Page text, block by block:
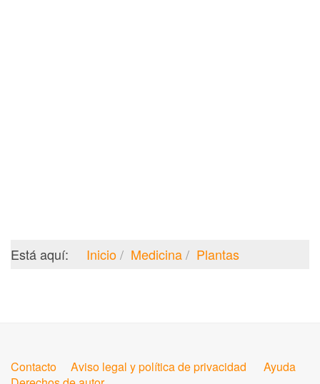
Está aquí: Inicio Medicina Plantas
Contacto Aviso legal y política de privacidad
Ayuda